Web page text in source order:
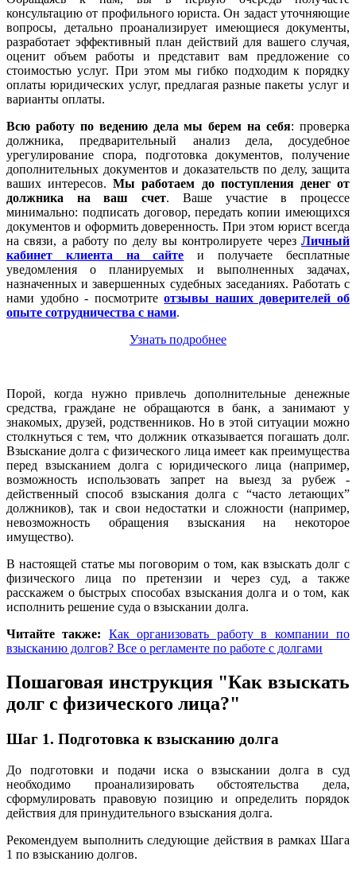
консультацию от профильного юриста. Он задаст уточняющие
вопросы, детально проанализирует имеющиеся документы,
разработает эффективный план действий для вашего случая,
оценит объем работы и представит вам предложение со
стоимостью услуг. При этом мы гибко подходим к порядку
оплаты юридических услуг, предлагая разные пакеты услуг и
варианты оплаты.
Всю работу по ведению дела мы берем на себя: проверка
должника, предварительный анализ дела, досудебное
урегулирование спора, подготовка документов, получение
дополнительных документов и доказательств по делу, защита
ваших интересов.Мы работаем до поступления денег от
должника на ваш счет. Ваше участие в процессе
минимально: подписать договор, передать копии имеющихся
документов и оформить доверенность. При этом юрист всегда
на связи, а работу по делу вы контролируете через Личный
кабинет клиента на сайте и получаете бесплатные
уведомления о планируемых и выполненных задачах,
назначенных и завершенных судебных заседаниях. Работать с
нами удобно - посмотритеотзывы наших доверителей об
опыте сотрудничества с нами.
Узнать подробнее
Порой, когда нужно привлечь дополнительные денежные
средства, граждане не обращаются в банк, а занимают у
знакомых, друзей, родственников. Но в этой ситуации можно
столкнуться с тем, что должник отказывается погашать долг.
Взыскание долга с физического лица имеет как преимущества
перед взысканием долга с юридического лица (например,
возможность использовать запрет на выезд за рубеж -
действенный способ взыскания долга с “часто летающих”
должников), так и свои недостатки и сложности (например,
невозможность обращения взыскания на некоторое
имущество).
В настоящей статье мы поговорим о том, как взыскать долг с
физического лица по претензии и через суд, а также
расскажем о быстрых способах взыскания долга и о том, как
исполнить решение суда о взыскании долга.
Читайте также:
Как организовать работу в компании по
взысканию долгов? Все о регламенте по работе с долгами
Пошаговая инструкция "Как взыскать
долг с физического лица?"
Шаг 1. Подготовка к взысканию долга
До подготовки и подачи иска о взыскании долга в суд
необходимо проанализировать обстоятельства дела,
сформулировать правовую позицию и определить порядок
действия для принудительного взыскания долга.
Рекомендуем выполнить следующие действия в рамках Шага
1 по взысканию долгов.